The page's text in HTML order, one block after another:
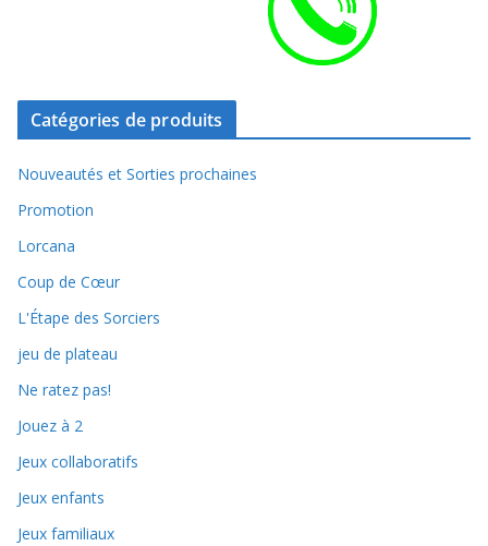
Catégories de produits
Nouveautés et Sorties prochaines
Promotion
Lorcana
Coup de Cœur
L'Étape des Sorciers
jeu de plateau
Ne ratez pas!
Jouez à 2
Jeux collaboratifs
Jeux enfants
Jeux familiaux